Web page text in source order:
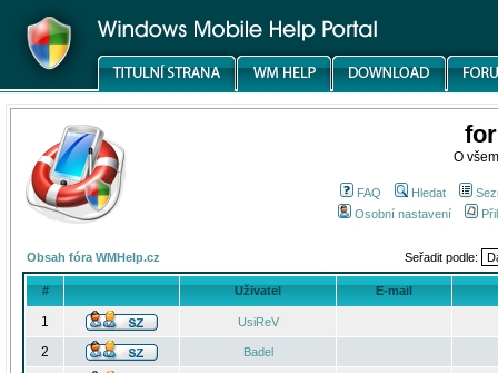
O
FAQ Hledat
Osobní nastavení
Obsah fóra WMHelp.cz Seřadit podle:
# Uživatel E-mail
1 UsiReV
2 Badel